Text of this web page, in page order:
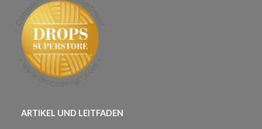
ARTIKEL UND LEITFADEN